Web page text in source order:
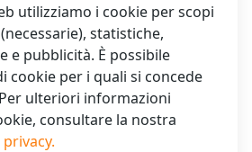
utilizziamo i cookie per scopi
statistiche,
e pubblicità. È possibile
cookie per i quali si concede
ulteriori informazioni
consultare la nostra